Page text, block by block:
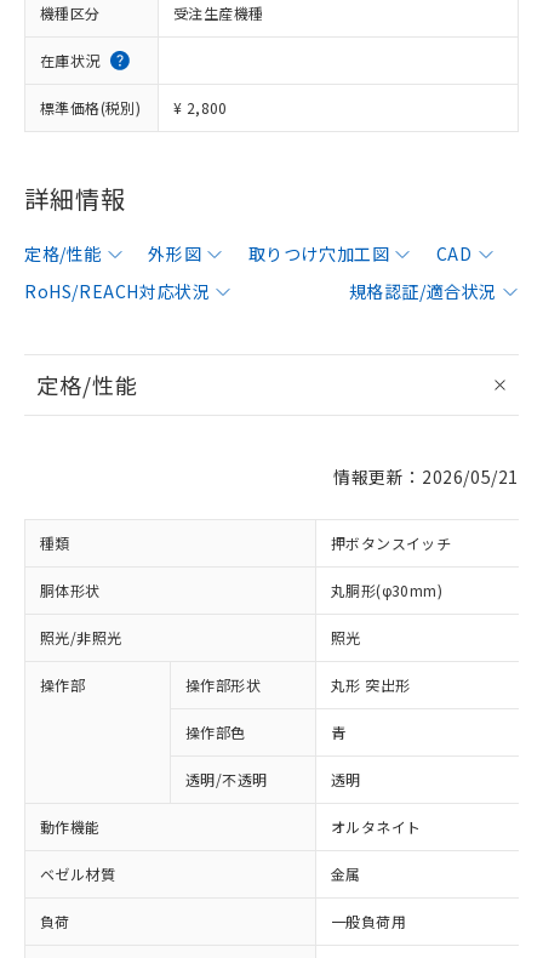
機種区分 受注生産機種
在庫状況
標準価格(税別) ¥ 2,800
詳細情報
定格/性能 外形図 取りつけ穴加工図
CAD
RoHS/REACH対応状況
規格認証/適合状況
定格/性能
情報更新：2026/05/21
種類 押ボタンスイッチ
胴体形状 丸胴形(φ30mm)
照光/非照光 照光
操作部 操作部形状 丸形 突出形
操作部色 青
透明/不透明 透明
動作機能 オルタネイト
ベゼル材質 金属
負荷 一般負荷用